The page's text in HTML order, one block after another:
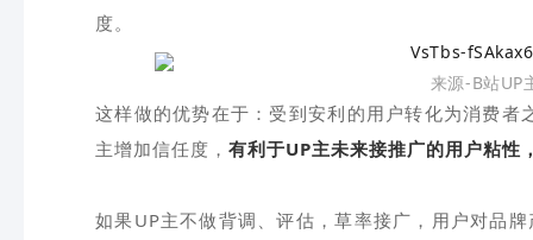
度。
来源-B站UP
这样做的优势在于：受到安利的用户转化为消费
主增加信任度， 有利于UP主未来接推广的用户粘性
如果UP主不做背调、评估，草率接广，用户对品